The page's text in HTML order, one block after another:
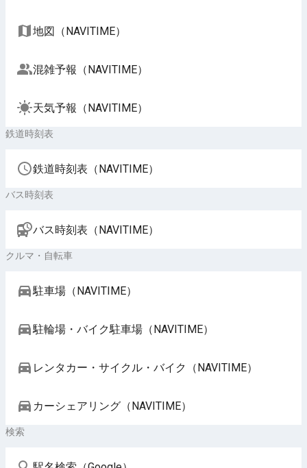
地図（NAVITIME）
混雑予報（NAVITIME）
天気予報（NAVITIME）
鉄道時刻表
鉄道時刻表（NAVITIME）
バス時刻表
バス時刻表（NAVITIME）
クルマ・自転車
駐車場（NAVITIME）
駐輪場・バイク駐車場（NAVITIME）
レンタカー・サイクル・バイク（NAVITIME）
カーシェアリング（NAVITIME）
検索